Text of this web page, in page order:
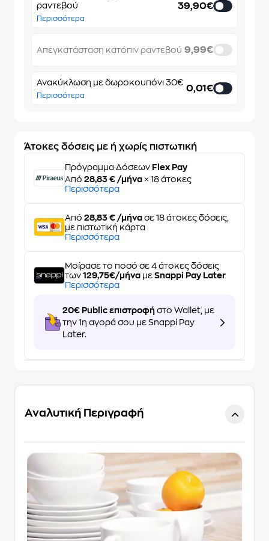
ραντεβού
Περισσότερα
39,90€
Απεγκατάσταση κατόπιν ραντεβού 9,99€
Ανακύκλωση με δωροκουπόνι 30€
Περισσότερα
0,01€
Άτοκες δόσεις με ή χωρίς πιστωτική
Πρόγραμμα Δόσεων Flex Pay
Από 28,83 € /μήνα × 18 άτοκες
Περισσότερα
Από 28,83 € /μήνα σε 18 άτοκες δόσεις,
με πιστωτική κάρτα
Περισσότερα
Μοίρασε το ποσό σε 4 άτοκες δόσεις
των 129,75€/μήνα με Snappi Pay Later
Περισσότερα
20€ Public επιστροφή στο Wallet, με
την 1η αγορά σου με Snappi Pay
Later.
Αναλυτική Περιγραφή